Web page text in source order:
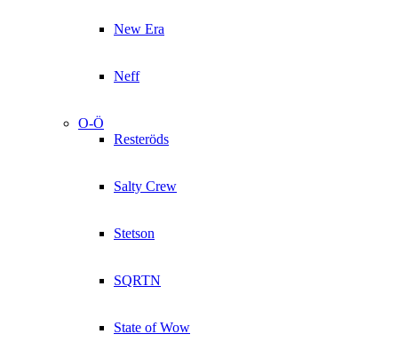
New Era
Neff
O-Ö
Resteröds
Salty Crew
Stetson
SQRTN
State of Wow